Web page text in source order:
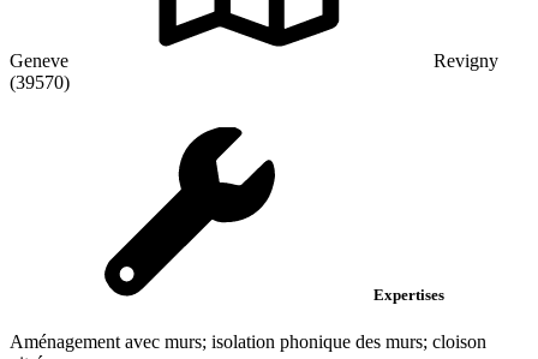
Geneve
Revigny
(39570)
Expertises
Aménagement avec murs; isolation phonique des murs; cloison